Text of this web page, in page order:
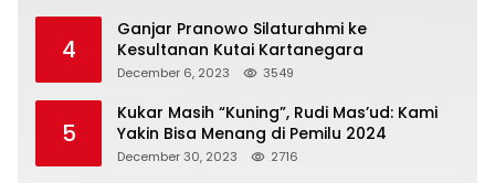
4
Ganjar Pranowo Silaturahmi ke
Kesultanan Kutai Kartanegara
December 6, 2023 3549
5
Kukar Masih “Kuning”, Rudi Mas’ud: Kami
Yakin Bisa Menang di Pemilu 2024
December 30, 2023 2716